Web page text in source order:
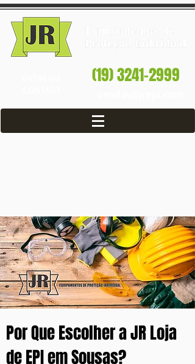
(19) 3241-2999
Por Que Escolher a JR Loja
de EPI em Sousas?